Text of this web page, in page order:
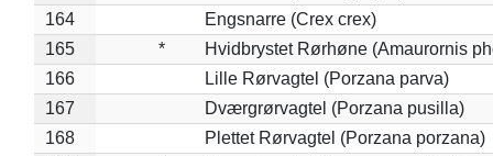
164
Engsnarre (Crex crex)
165
*
Hvidbrystet Rørhøne (Amaurornis
166
Lille Rørvagtel (Porzana parva)
167
Dværgrørvagtel (Porzana pusilla)
168
Plettet Rørvagtel (Porzana porzana)